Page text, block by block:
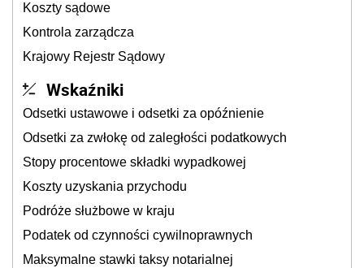
Koszty sądowe
Kontrola zarządcza
Krajowy Rejestr Sądowy
Wskaźniki
Odsetki ustawowe i odsetki za opóźnienie
Odsetki za zwłokę od zaległości podatkowych
Stopy procentowe składki wypadkowej
Koszty uzyskania przychodu
Podróże służbowe w kraju
Podatek od czynności cywilnoprawnych
Maksymalne stawki taksy notarialnej